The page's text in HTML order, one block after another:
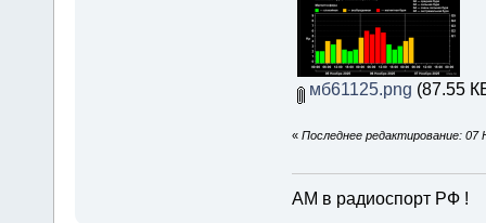
мб61125.png (87.55
« Последнее редактирование: 07
АМ в радиоспорт РФ !